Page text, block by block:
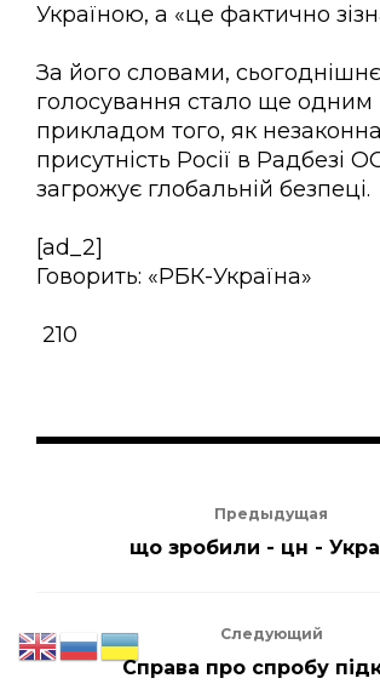
Україною, а «це фактично
За його словами, сьогоднішнє
голосування стало ще одним
прикладом того, як незаконна
присутність Росії в Радбезі
загрожує глобальній безпеці.
[ad_2]
Говорить: «РБК-Україна»
210
Предыдущая
що зробили - цн -
Следующий
Справа про спробу